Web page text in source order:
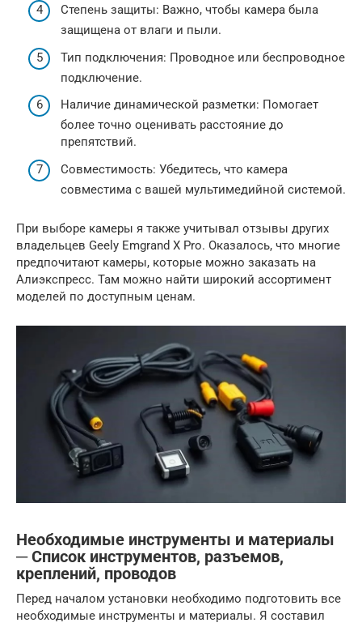
Степень защиты: Важно, чтобы камера была
защищена от влаги и пыли.
Тип подключения: Проводное или беспроводное
подключение.
Наличие динамической разметки: Помогает
более точно оценивать расстояние до
препятствий.
Совместимость: Убедитесь, что камера
совместима с вашей мультимедийной системой.
При выборе камеры я также учитывал отзывы других
владельцев Geely Emgrand X Pro. Оказалось, что многие
предпочитают камеры, которые можно заказать на
Алиэкспресс. Там можно найти широкий ассортимент
моделей по доступным ценам.
Необходимые инструменты и материалы
─ Список инструментов, разъемов,
креплений, проводов
Перед началом установки необходимо подготовить все
необходимые инструменты и материалы. Я составил